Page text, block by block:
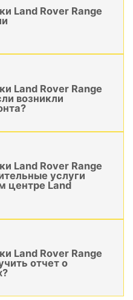
Land Rover Range
Land Rover Range
возникли
Land Rover Range
услуги
центре Land
Land Rover Range
отчет о